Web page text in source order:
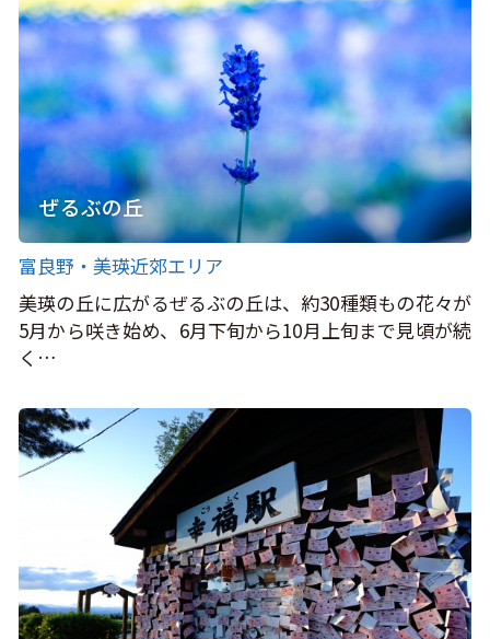
ぜるぶの丘
富良野・美瑛近郊エリア
美瑛の丘に広がるぜるぶの丘は、約30種類もの花々が
5月から咲き始め、6月下旬から10月上旬まで見頃が続
く…